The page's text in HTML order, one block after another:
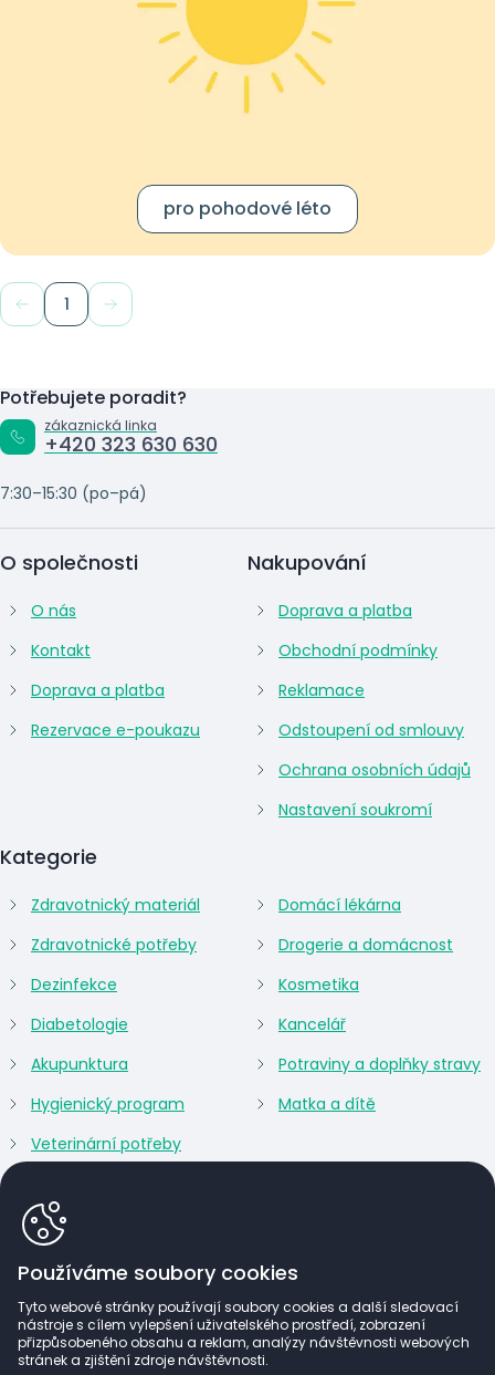
Používáme soubory cookies
Tyto webové stránky používají soubory cookies a další sledovací
nástroje s cílem vylepšení uživatelského prostředí, zobrazení
přizpůsobeného obsahu a reklam, analýzy návštěvnosti webových
stránek a zjištění zdroje návštěvnosti.
pro pohodové léto
1
Potřebujete poradit?
zákaznická linka
+420 323 630 630
7:30–15:30 (po–pá)
O společnosti
O nás
Kontakt
Doprava a platba
Rezervace e-poukazu
Kategorie
Zdravotnický materiál
Zdravotnické potřeby
Dezinfekce
Diabetologie
Akupunktura
Hygienický program
Veterinární potřeby
Domácí lékárna
Drogerie a domácnost
Kosmetika
Kancelář
Potraviny a doplňky stravy
Matka a dítě
Nakupování
Doprava a platba
Obchodní podmínky
Reklamace
Odstoupení od smlouvy
Ochrana osobních údajů
Nastavení soukromí